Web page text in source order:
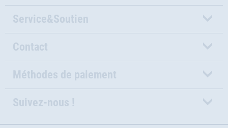
Service&Soutien
Contact
Méthodes de paiement
Suivez-nous !